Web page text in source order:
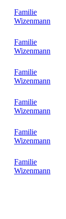
Familie
Wizenmann
Familie
Wizenmann
Familie
Wizenmann
Familie
Wizenmann
Familie
Wizenmann
Familie
Wizenmann